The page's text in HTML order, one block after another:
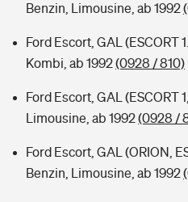
Benzin, Limousine, ab 1992
Ford Escort, GAL (ESCORT
Kombi, ab 1992(0928 / 810)
Ford Escort, GAL (ESCORT
Limousine, ab 1992(0928 /
Ford Escort, GAL (ORION,
Benzin, Limousine, ab 1992